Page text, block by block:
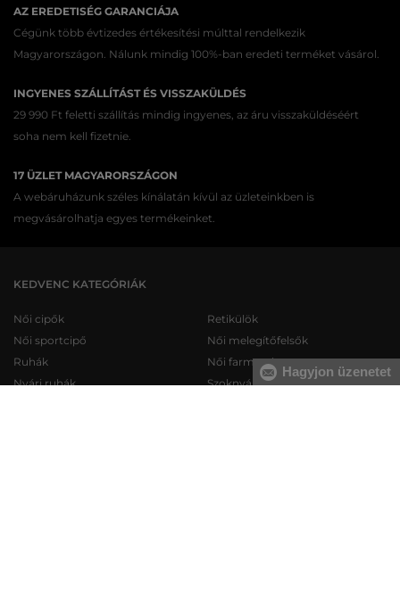
AZ EREDETISÉG GARANCIÁJA
Cégünk több évtizedes értékesítési múlttal rendelkezik
Magyarországon. Nálunk mindig 100%-ban eredeti terméket vásárol.
INGYENES SZÁLLÍTÁST ÉS VISSZAKÜLDÉS
29 990 Ft feletti szállítás mindig ingyenes, az áru visszaküldéséért
soha nem kell fizetnie.
17 ÜZLET MAGYARORSZÁGON
A webáruházunk széles kínálatán kívül az üzleteinkben is
megvásárolhatja egyes termékeinket.
KEDVENC KATEGÓRIÁK
Női cipők
Női sportcipő
Ruhák
Nyári ruhák
Retikülök
Női melegítőfelsők
Női farmerek
Szoknyák
Hagyjon üzenetet